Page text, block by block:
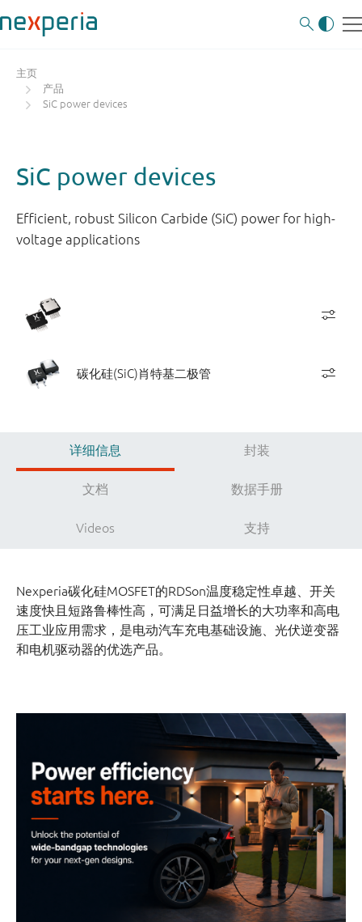
主页
产品
SiC power devices
SiC power devices
Efficient, robust Silicon Carbide (SiC) power for high-
voltage applications
碳化硅(SiC)肖特基二极管
详细信息 封装
文档 数据手册
Videos 支持
Nexperia碳化硅MOSFET的RDSon温度稳定性卓越、开关
速度快且短路鲁棒性高，可满足日益增长的大功率和高电
压工业应用需求，是电动汽车充电基础设施、光伏逆变器
和电机驱动器的优选产品。